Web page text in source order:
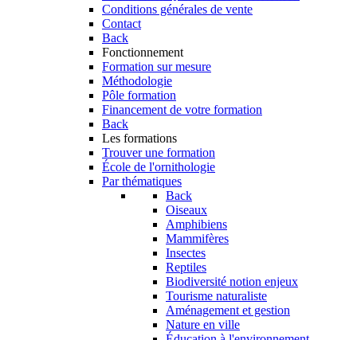
Conditions générales de vente
Contact
Back
Fonctionnement
Formation sur mesure
Méthodologie
Pôle formation
Financement de votre formation
Back
Les formations
Trouver une formation
École de l'ornithologie
Par thématiques
Back
Oiseaux
Amphibiens
Mammifères
Insectes
Reptiles
Biodiversité notion enjeux
Tourisme naturaliste
Aménagement et gestion
Nature en ville